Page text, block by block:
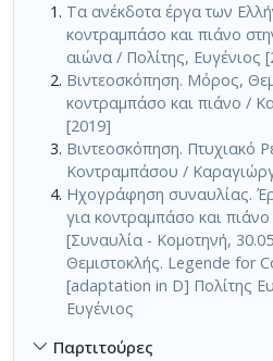
Τα ανέκδοτα έργα των
κοντραμπάσο και πιάνο
αιώνα / Πολίτης, Ευγένιος
Βιντεοσκόπηση. Μόρος,
κοντραμπάσο και πιάνο /
[2019]
Βιντεοσκόπηση. Πτυχιακό
Κοντραμπάσου /
Ηχογράφηση συναυλίας.
για κοντραμπάσο και
[Συναυλία - Κομοτηνή,
Θεμιστοκλής. Legende for
[adaptation in D] Πολίτης
Ευγένιος
Παρτιτούρες